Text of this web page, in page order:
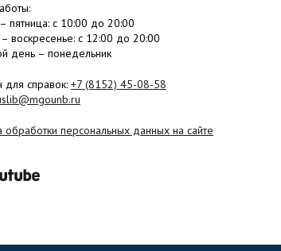
пятница: с 10:00 до 20:00
– воскресенье: c 12:00 до 20:00
день – понедельник
справок: +7 (8152) 45-08-58
обработки персональных данных на сайте